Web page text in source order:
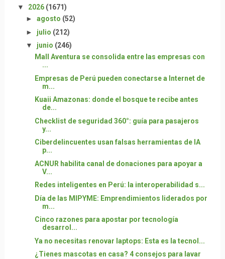
▼ 2026 (1671)
► agosto (52)
► julio (212)
▼ junio (246)
Mall Aventura se consolida entre las empresas con
...
Empresas de Perú pueden conectarse a Internet de
m...
Kuaii Amazonas: donde el bosque te recibe antes
de...
Checklist de seguridad 360°: guía para pasajeros
y...
Ciberdelincuentes usan falsas herramientas de IA
p...
ACNUR habilita canal de donaciones para apoyar a
V...
Redes inteligentes en Perú: la interoperabilidad s...
Día de las MIPYME: Emprendimientos liderados por
m...
Cinco razones para apostar por tecnología
desarrol...
Ya no necesitas renovar laptops: Esta es la tecnol...
¿Tienes mascotas en casa? 4 consejos para lavar